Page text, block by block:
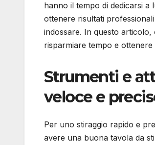
hanno il tempo di dedicarsi a
ottenere risultati
indossare. In questo
risparmiare tempo e ottenere
Strumenti e
veloce e
Per uno stiraggio rapido e
avere una buona tavola da